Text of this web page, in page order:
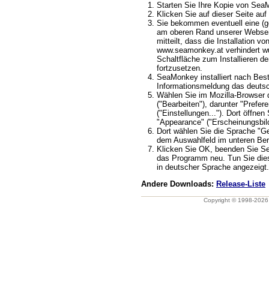
Starten Sie Ihre Kopie von
Klicken Sie auf dieser Seite
Sie bekommen eventuell eine
am oberen Rand unserer
mitteilt, dass die Installation
www.seamonkey.at verhindert
Schaltfläche zum Installieren
fortzusetzen.
SeaMonkey installiert nach
Informationsmeldung das
Wählen Sie im Mozilla-Browser
("Bearbeiten"), darunter
("Einstellungen..."). Dort öffnen
"Appearance"
Dort wählen Sie die Sprache
dem Auswahlfeld im unteren
Klicken Sie OK, beenden Sie
das Programm neu. Tun Sie
in deutscher Sprache angezeigt.
Andere Downloads: Release-Liste
Copyright © 1998-